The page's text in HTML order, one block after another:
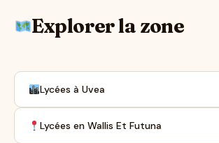
Explorer la zone
Lycées à Uvea
Lycées en Wallis Et Futuna